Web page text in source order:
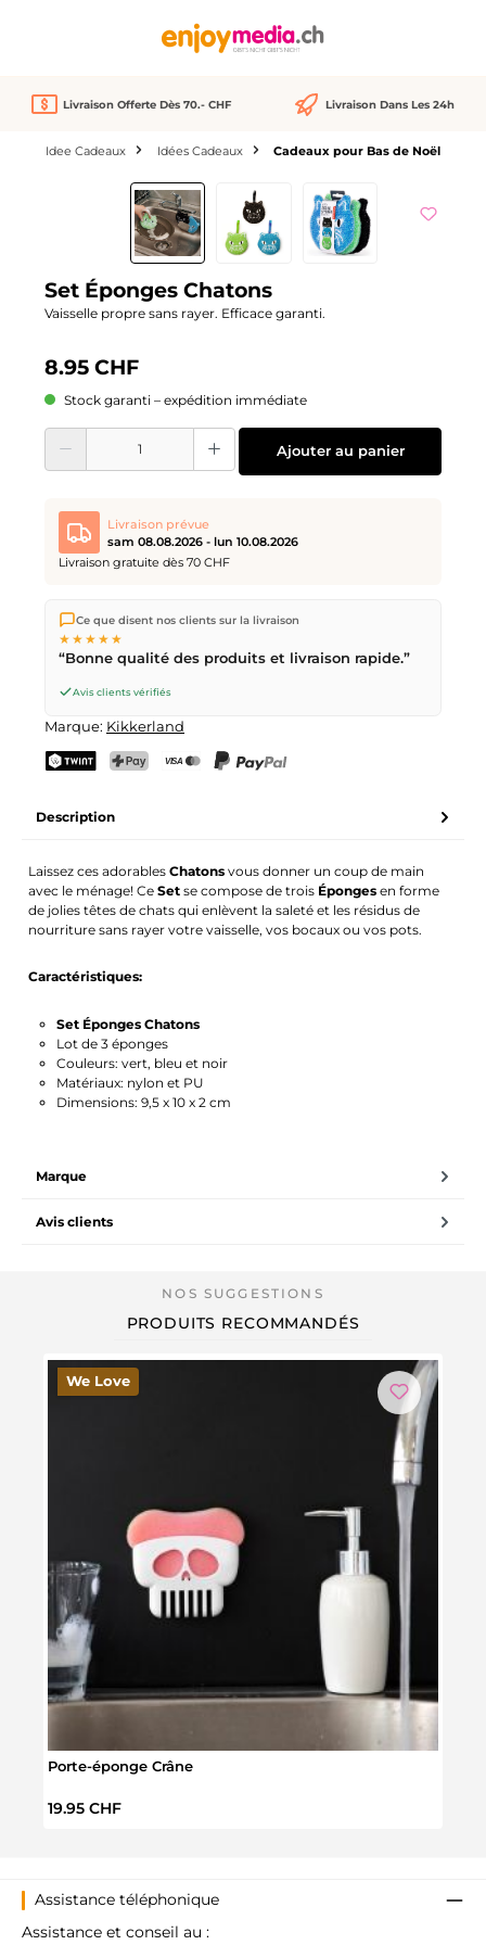
Livraison Offerte Dès 70.- CHF Livraison Dans Les 24h
Idee Cadeaux Idées Cadeaux Cadeaux pour Bas de Noël
Ignorer la galerie d'images
Set Éponges Chatons
Vaisselle propre sans rayer. Efficace garanti.
8.95 CHF
Stock garanti – expédition immédiate
Quantité de produit : Entrez la quantité souhaitée ou utilisez les boutons
Ajouter au panier
Livraison prévue
sam 08.08.2026 - lun 10.08.2026
Livraison gratuite dès 70 CHF
Nous expédions directement depuis notre entrepôt à Kriens,
en Suisse.Livraison gratuitedèsCHF 70
passées avant
livraison leprochain jour ouvrable par la Poste Suisse.
commande avantvendredi, 17h
Ce que disent nos clients sur la livraison
★★★★★
“Bonne qualité des produits et livraison rapide.”
Avis clients vérifiés
Marque: Kikkerland
Description
Laissez ces adorablesChatons vous donner un coup de main
avec le ménage! CeSetse compose de trois Éponges en forme
de jolies têtes de chats qui enlèvent la saleté et les résidus de
nourriture sans rayer votre vaisselle, vos bocaux ou vos pots.
Caractéristiques:
Set Éponges Chatons
Lot de 3 éponges
Couleurs: vert, bleu et noir
Matériaux: nylon et PU
Dimensions: 9,5 x 10 x 2 cm
Marque
Avis clients
PRODUITS RECOMMANDÉS
We Love
Porte-éponge Crâne
Prix régulier :
19.95 CHF
Assistance téléphonique
Assistance et conseil au :